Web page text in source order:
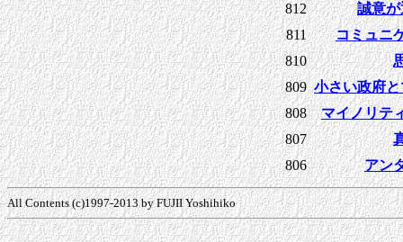
812
誠意
811
コミュニ
810
809 小さい政府
808
マイノリテ
807
806
アン
All Contents (c)1997-2013 by FUJII Yoshihiko